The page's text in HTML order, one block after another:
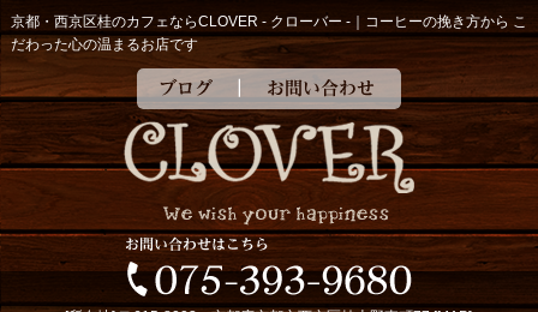
京都・西京区桂のカフェならCLOVER - クローバー -｜コーヒーの挽き方から こ
だわった心の温まるお店です
ブログ お問い合わせ